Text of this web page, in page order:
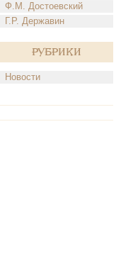
Ф.М. Достоевский
Г.Р. Державин
Рубрики
Новости